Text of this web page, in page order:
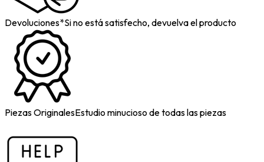
Devoluciones*Si no está satisfecho, devuelva el producto
Piezas OriginalesEstudio minucioso de todas las piezas